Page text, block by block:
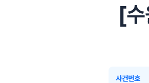
[
사건번호